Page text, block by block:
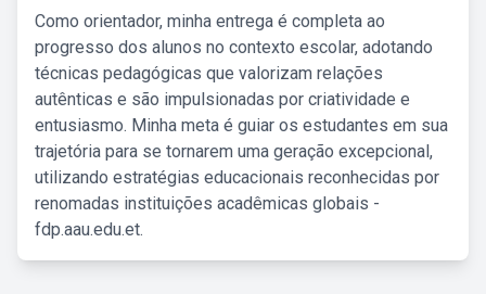
Como orientador, minha entrega é completa ao
progresso dos alunos no contexto escolar, adotando
técnicas pedagógicas que valorizam relações
autênticas e são impulsionadas por criatividade e
entusiasmo. Minha meta é guiar os estudantes em sua
trajetória para se tornarem uma geração excepcional,
utilizando estratégias educacionais reconhecidas por
renomadas instituições acadêmicas globais -
fdp.aau.edu.et.